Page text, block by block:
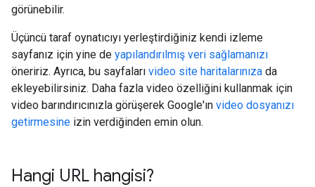
görünebilir.
Üçüncü taraf oynatıcıyı yerleştirdiğiniz kendi izleme
sayfanız için yine de yapılandırılmış veri sağlamanızı
öneririz. Ayrıca, bu sayfaları video site haritalarınıza da
ekleyebilirsiniz. Daha fazla video özelliğini kullanmak için
video barındırıcınızla görüşerek Google'ın video dosyanızı
getirmesine izin verdiğinden emin olun.
Hangi URL hangisi?